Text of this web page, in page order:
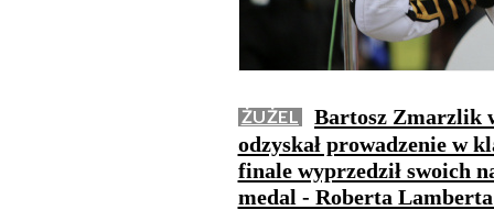
ŻUŻEL
Bartosz Zmarzlik
odzyskał prowadzenie w
finale wyprzedził swoich
medal - Roberta